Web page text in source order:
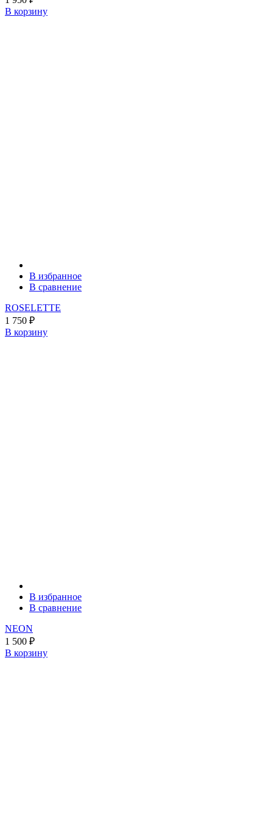
В корзину
В избранное
В сравнение
ROSELETTE
1 750 ₽
В корзину
В избранное
В сравнение
NEON
1 500 ₽
В корзину